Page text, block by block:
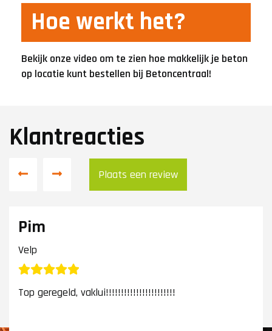
Hoe werkt het?
Bekijk onze video om te zien hoe makkelijk je beton
op locatie kunt bestellen bij Betoncentraal!
Klantreacties
Pim
Velp
Top geregeld, vaklui!!!!!!!!!!!!!!!!!!!!!!!
Plaats een review